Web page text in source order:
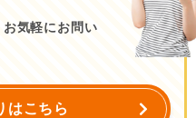
気軽にお問い
はこちら